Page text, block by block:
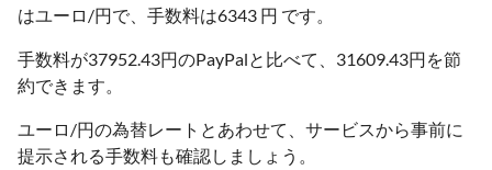
はユーロ/円で、手数料は6343 円 です。
手数料が37952.43円のPayPalと比べて、31609.43円を節
約できます。
ユーロ/円の為替レートとあわせて、サービスから事前に
提示される手数料も確認しましょう。